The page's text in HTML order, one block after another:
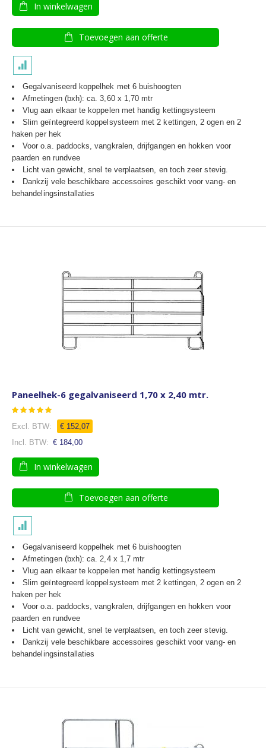
In winkelwagen
Toevoegen aan offerte
Gegalvaniseerd koppelhek met 6 buishoogten
Afmetingen (bxh): ca. 3,60 x 1,70 mtr
Vlug aan elkaar te koppelen met handig kettingsysteem
Slim geïntegreerd koppelsysteem met 2 kettingen, 2 ogen en 2
haken per hek
Voor o.a. paddocks, vangkralen, drijfgangen en hokken voor
paarden en rundvee
Licht van gewicht, snel te verplaatsen, en toch zeer stevig.
Dankzij vele beschikbare accessoires geschikt voor vang- en
behandelingsinstallaties
Paneelhek-6 gegalvaniseerd 1,70 x 2,40 mtr.
Waardering:
100
100
€ 152,07
€ 184,00
In winkelwagen
Toevoegen aan offerte
Gegalvaniseerd koppelhek met 6 buishoogten
Afmetingen (bxh): ca. 2,4 x 1,7 mtr
Vlug aan elkaar te koppelen met handig kettingsysteem
Slim geïntegreerd koppelsysteem met 2 kettingen, 2 ogen en 2
haken per hek
Voor o.a. paddocks, vangkralen, drijfgangen en hokken voor
paarden en rundvee
Licht van gewicht, snel te verplaatsen, en toch zeer stevig.
Dankzij vele beschikbare accessoires geschikt voor vang- en
behandelingsinstallaties